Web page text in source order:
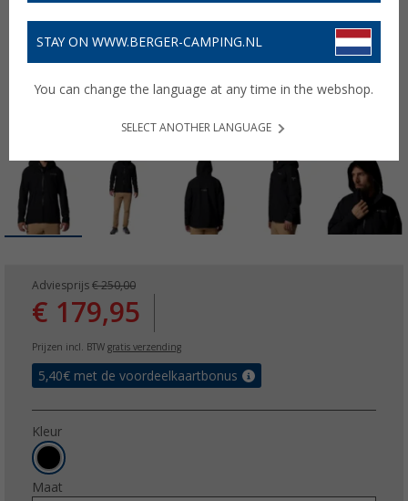
Adviesprijs € 250,00
€ 179,95
Prijzen incl. BTW gratis verzending
5,40€ met de voordeelkaartbonus
Kleur
Maat
STAY ON WWW.BERGER-CAMPING.NL
You can change the language at any time in the webshop.
SELECT ANOTHER LANGUAGE